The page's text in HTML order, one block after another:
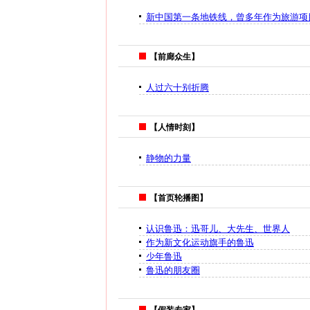
新中国第一条地铁线，曾多年作为旅游项
【前廊众生】
人过六十别折腾
【人情时刻】
静物的力量
【首页轮播图】
认识鲁迅：迅哥儿、大先生、世界人
作为新文化运动旗手的鲁迅
少年鲁迅
鲁迅的朋友圈